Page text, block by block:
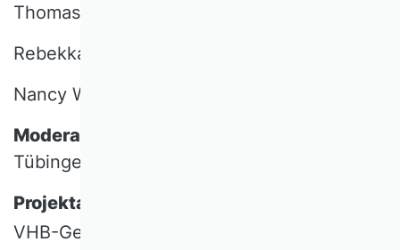
Thomas Volling (TU Berlin)
Rebekka Volk (KIT Karlsruhe)
Nancy Wünderlich (TU Berlin)
Moderation:
Tübingen), VHB-Gesamtvorstand
Projektadministration:
VHB-Geschäftsstelle: